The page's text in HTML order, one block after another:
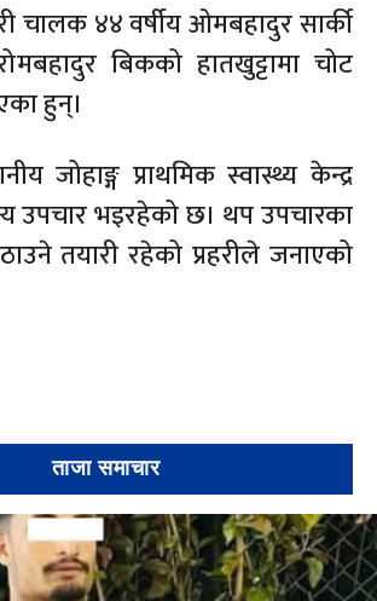
चालक ४४ वर्षीय ओमबहादुर सार्की
बिकको हातखुट्टामा चोट
हुन्।
जोहाङ्ग प्राथमिक स्वास्थ्य केन्द्र
उपचार भइरहेको छ। थप उपचारका
तयारी रहेको प्रहरीले जनाएको
ताजा समाचार